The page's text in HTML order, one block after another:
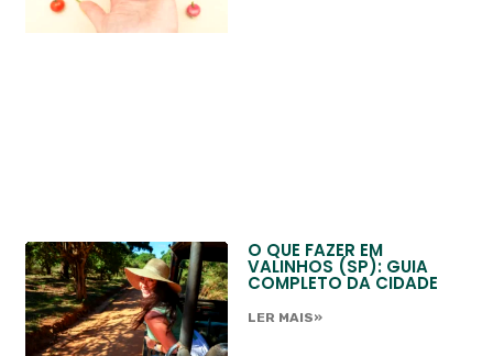
O QUE FAZER EM
VALINHOS (SP): GUIA
COMPLETO DA CIDADE
LER MAIS»